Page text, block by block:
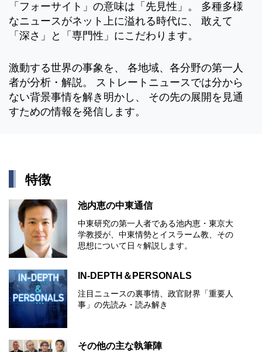
「フォーサイト」の意味は「先見性」。 多種多様
なニュースがネット上に溢れる時代に、 敢えて
「深さ」と「専門性」にこだわります。
激動する世界の事象を、 各地域、各分野の第一人
者が分析・解説。 ストレートニュースでは分から
ない背景事情を解き明かし、 その先の展開を見通
すための情報を発信します。
特徴
池内恵の中東通信
中東研究の第⼀⼈者である池内恵・東京⼤
学教授が、中東情勢とイスラーム教、その
思想について⽇々解説します。
IN-DEPTH＆PERSONALS
注目ニュースの裏事情、政官財界「重要人
事」の先読み・読み解き
その他の主な執筆陣